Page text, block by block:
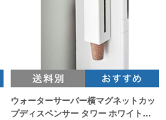
ウォーターサーバー横マグネットカッ
プディスペンサー タワー ホワイト